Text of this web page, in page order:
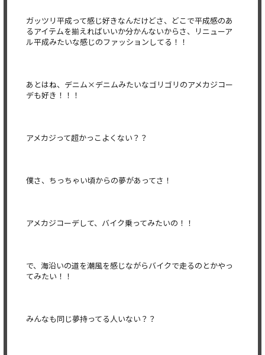
ガッツリ平成って感じ好きなんだけどさ、どこで平成感のあ
るアイテムを揃えればいいか分かんないからさ、リニューア
ル平成みたいな感じのファッションしてる！！
あとはね、デニム×デニムみたいなゴリゴリのアメカジコー
デも好き！！！
アメカジって超かっこよくない？？
僕さ、ちっちゃい頃からの夢があってさ！
アメカジコーデして、バイク乗ってみたいの！！
で、海沿いの道を潮風を感じながらバイクで走るのとかやっ
てみたい！！
みんなも同じ夢持ってる人いない？？